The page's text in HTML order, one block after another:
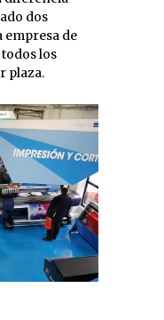
dos
empresa de
los
plaza.